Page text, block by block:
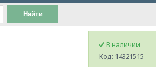
Найти
В наличии
Код: 14321515